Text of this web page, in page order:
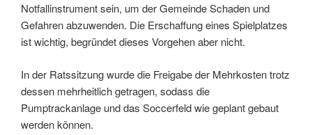
Notfallinstrument sein, um der Gemeinde Schaden und
Gefahren abzuwenden. Die Erschaffung eines Spielplatzes
ist wichtig, begründet dieses Vorgehen aber nicht.
In der Ratssitzung wurde die Freigabe der Mehrkosten trotz
dessen mehrheitlich getragen, sodass die
Pumptrackanlage und das Soccerfeld wie geplant gebaut
werden können.